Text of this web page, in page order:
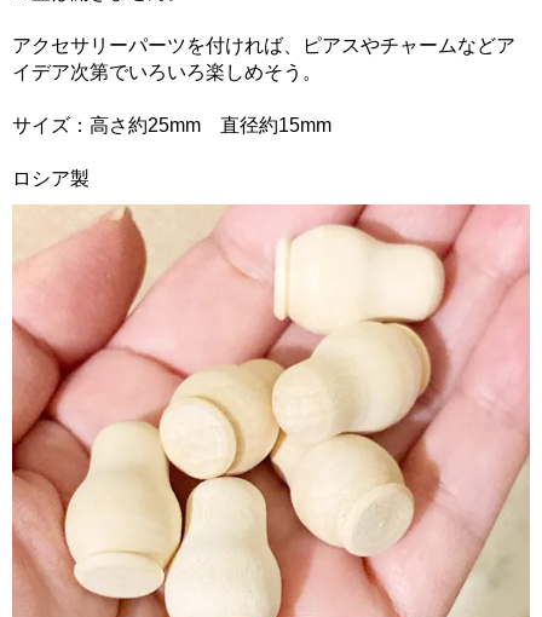
アクセサリーパーツを付ければ、ピアスやチャームなどア
イデア次第でいろいろ楽しめそう。
サイズ：高さ約25mm 直径約15mm
ロシア製